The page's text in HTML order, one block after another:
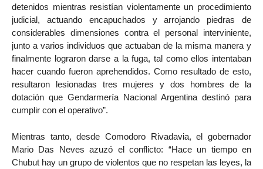
detenidos mientras resistían violentamente un procedimiento
judicial, actuando encapuchados y arrojando piedras de
considerables dimensiones contra el personal interviniente,
junto a varios individuos que actuaban de la misma manera y
finalmente lograron darse a la fuga, tal como ellos intentaban
hacer cuando fueron aprehendidos. Como resultado de esto,
resultaron lesionadas tres mujeres y dos hombres de la
dotación que Gendarmería Nacional Argentina destinó para
cumplir con el operativo”.
Mientras tanto, desde Comodoro Rivadavia, el gobernador
Mario Das Neves azuzó el conflicto: “Hace un tiempo en
Chubut hay un grupo de violentos que no respetan las leyes, la